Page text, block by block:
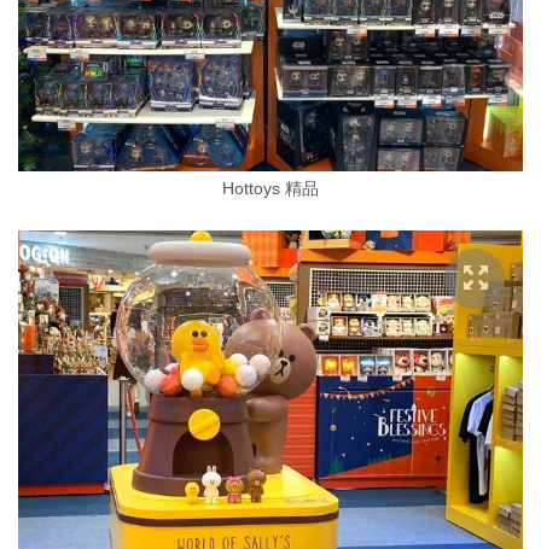
Hottoys 精品